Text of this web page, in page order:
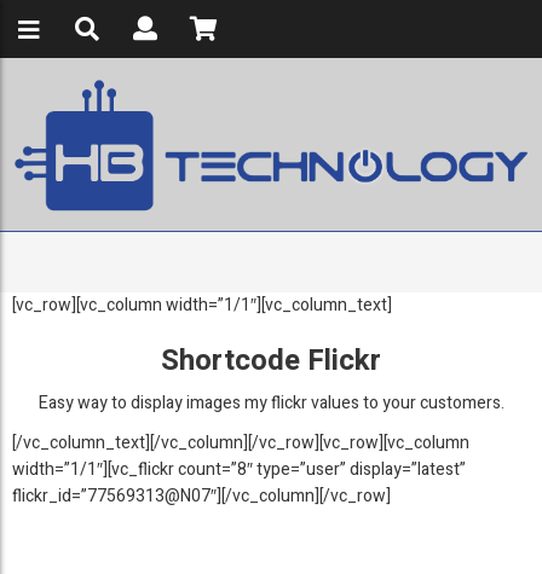
[vc_row][vc_column width=”1/1″][vc_column_text]
Shortcode Flickr
Easy way to display images my flickr values to your customers.
[/vc_column_text][/vc_column][/vc_row][vc_row][vc_column
width=”1/1″][vc_flickr count=”8″ type=”user” display=”latest”
flickr_id=”77569313@N07″][/vc_column][/vc_row]